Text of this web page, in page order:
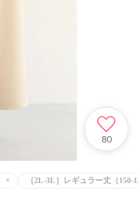
80
× ［2L-3L］レギュラー丈（150-